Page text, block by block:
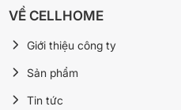
VỀ CELLHOME
Giới thiệu công ty
Sản phẩm
Tin tức